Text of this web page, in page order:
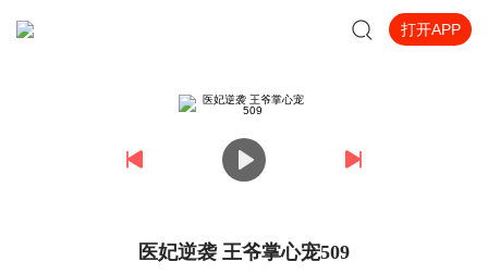
打开APP
医妃逆袭 王爷掌心宠509